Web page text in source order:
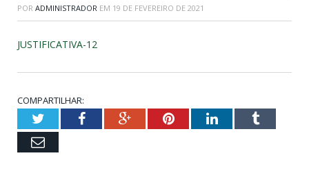
POR ADMINISTRADOR EM 19 DE FEVEREIRO DE 2021
JUSTIFICATIVA-12
COMPARTILHAR:
TwitterFacebookGoogle+PinterestLinkedInTumblr
Email